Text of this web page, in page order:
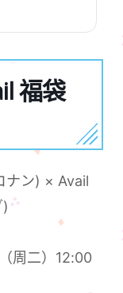
福袋
ナン) × Avail
周二）12:00